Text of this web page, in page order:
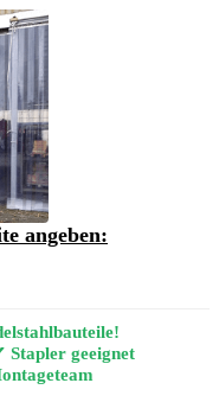
angeben:
Stapler geeignet